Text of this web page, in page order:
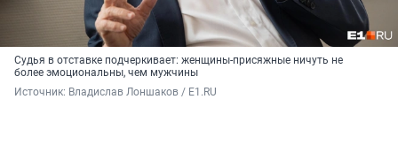
Судья в отставке подчеркивает: женщины-присяжные ничуть не
более эмоциональны, чем мужчины
Источник: Владислав Лоншаков / E1.RU